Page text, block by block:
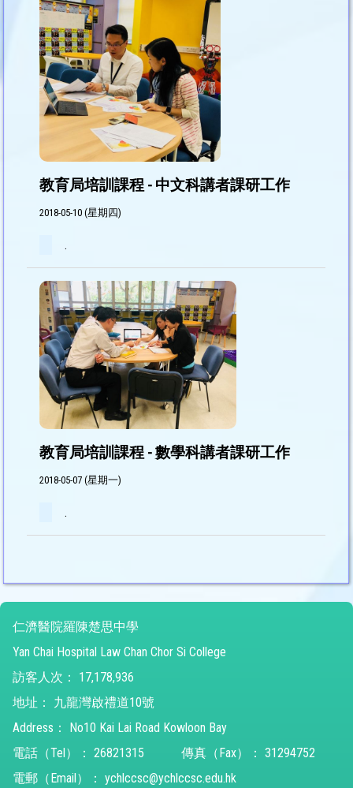
教育局培訓課程 - 中文科講者課研工作
2018-05-10 (星期四)
.
教育局培訓課程 - 數學科講者課研工作
2018-05-07 (星期一)
.
仁濟醫院羅陳楚思中學
Yan Chai Hospital Law Chan Chor Si College
訪客人次：
17,178,936
地址：
九龍灣啟禮道10號
Address：
No10 Kai Lai Road Kowloon Bay
電話（Tel）： 26821315 傳真（Fax）： 31294752
電郵（Email）： ychlccsc@ychlccsc.edu.hk